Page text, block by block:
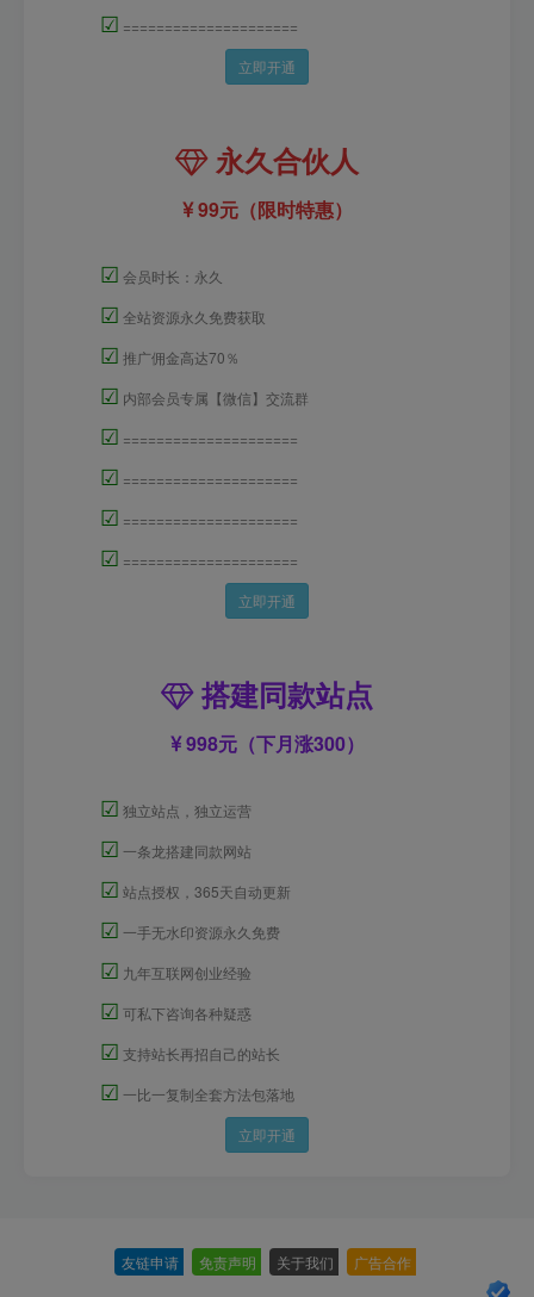
☑ =====================
立即开通
永久合伙人
99元（限时特惠）
☑ 会员时长：永久
☑ 全站资源永久免费获取
☑ 推广佣金高达70％
☑ 内部会员专属【微信】交流群
☑ =====================
☑ =====================
☑ =====================
☑ =====================
立即开通
搭建同款站点
998元（下月涨300）
☑ 独立站点，独立运营
☑ 一条龙搭建同款网站
☑ 站点授权，365天自动更新
☑ 一手无水印资源永久免费
☑ 九年互联网创业经验
☑ 可私下咨询各种疑惑
☑ 支持站长再招自己的站长
☑ 一比一复制全套方法包落地
立即开通
友链申请 免责声明 关于我们 广告合作